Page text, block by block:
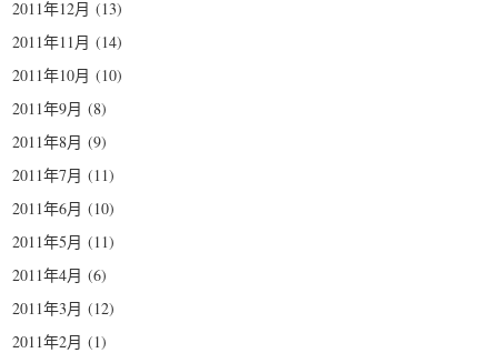
2011年12月 (13)
2011年11月 (14)
2011年10月 (10)
2011年9月 (8)
2011年8月 (9)
2011年7月 (11)
2011年6月 (10)
2011年5月 (11)
2011年4月 (6)
2011年3月 (12)
2011年2月 (1)